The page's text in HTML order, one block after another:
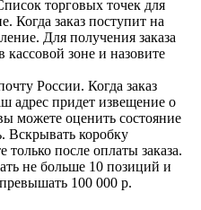
торговых точек для
Когда заказ поступит на
Для получения заказа
кассовой зоне и назовите
России. Когда заказ
адрес придет извещение о
можете оценить состояние
Вскрывать коробку
только после оплаты заказа.
не больше 10 позиций и
100 000 р.